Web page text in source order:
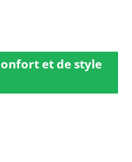
et de style